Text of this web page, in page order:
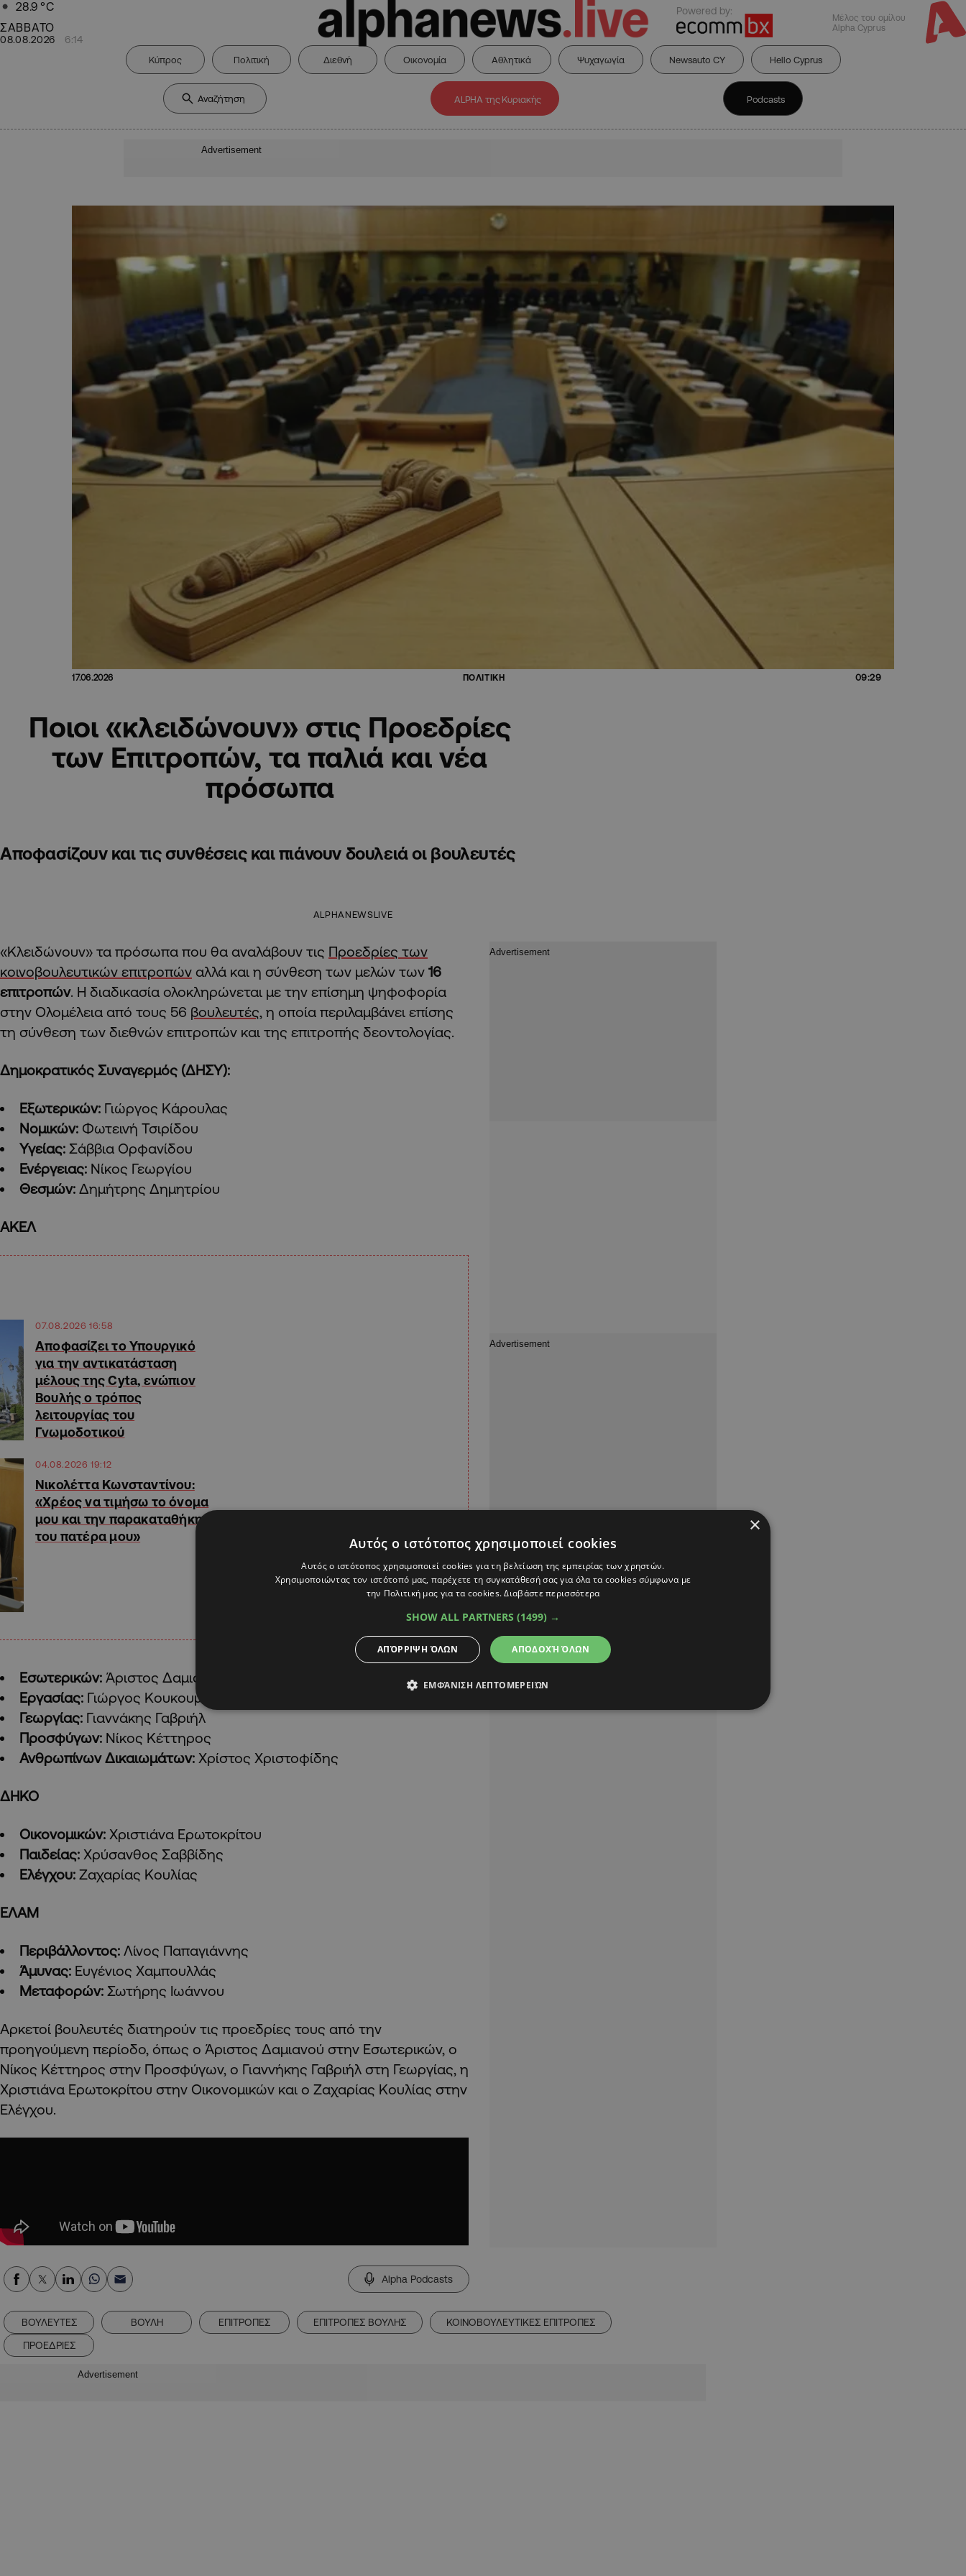
28.9 °C
ΣΑΒΒΑΤΟ
08.08.2026 6:14
Powered by:
Μέλος του ομίλου
Alpha Cyprus
Κύπρος Πολιτική Διεθνή Οικονομία Αθλητικά Ψυχαγωγία Newsauto CY Hello Cyprus
ALPHA της Κυριακής Podcasts
Advertisement
17.06.2026 ΠΟΛΙΤΙΚΗ 09:29
Ποιοι «κλειδώνουν» στις Προεδρίες
των Επιτροπών, τα παλιά και νέα
πρόσωπα
Αποφασίζουν και τις συνθέσεις και πιάνουν δουλειά οι βουλευτές
ALPHANEWSLIVE
«Κλειδώνουν» τα πρόσωπα που θα αναλάβουν τις Προεδρίες των
κοινοβουλευτικών επιτροπών αλλά και η σύνθεση των μελών των 16
επιτροπών. Η διαδικασία ολοκληρώνεται με την επίσημη ψηφοφορία
στην Ολομέλεια από τους 56 βουλευτές, η οποία περιλαμβάνει επίσης
τη σύνθεση των διεθνών επιτροπών και της επιτροπής δεοντολογίας.
Δημοκρατικός Συναγερμός (ΔΗΣΥ):
Εξωτερικών: Γιώργος Κάρουλας
Νομικών: Φωτεινή Τσιρίδου
Υγείας: Σάββια Ορφανίδου
Ενέργειας: Νίκος Γεωργίου
Θεσμών: Δημήτρης Δημητρίου
ΑΚΕΛ
07.08.2026 16:58
Αποφασίζει το Υπουργικό
για την αντικατάσταση
μέλους της Cyta, ενώπιον
Βουλής ο τρόπος
λειτουργίας του
Γνωμοδοτικού
04.08.2026 19:12
Νικολέττα Κωνσταντίνου:
«Χρέος να τιμήσω το όνομα
μου και την παρακαταθήκη
του πατέρα μου»
Εσωτερικών: Άριστος Δαμιανού
Εργασίας: Γιώργος Κουκουμάς
Γεωργίας: Γιαννάκης Γαβριήλ
Προσφύγων: Νίκος Κέττηρος
Ανθρωπίνων Δικαιωμάτων: Χρίστος Χριστοφίδης
ΔΗΚΟ
Οικονομικών: Χριστιάνα Ερωτοκρίτου
Παιδείας: Χρύσανθος Σαββίδης
Ελέγχου: Ζαχαρίας Κουλίας
ΕΛΑΜ
Περιβάλλοντος: Λίνος Παπαγιάννης
Άμυνας: Ευγένιος Χαμπουλλάς
Μεταφορών: Σωτήρης Ιωάννου
Αρκετοί βουλευτές διατηρούν τις προεδρίες τους από την
προηγούμενη περίοδο, όπως ο Άριστος Δαμιανού στην Εσωτερικών, ο
Νίκος Κέττηρος στην Προσφύγων, ο Γιαννήκης Γαβριήλ στη Γεωργίας, η
Χριστιάνα Ερωτοκρίτου στην Οικονομικών και ο Ζαχαρίας Κουλίας στην
Ελέγχου.
Alpha Podcasts
ΒΟΥΛΕΥΤΕΣ ΒΟΥΛΗ ΕΠΙΤΡΟΠΕΣ ΕΠΙΤΡΟΠΕΣ ΒΟΥΛΗΣ
ΚΟΙΝΟΒΟΥΛΕΥΤΙΚΕΣ ΕΠΙΤΡΟΠΕΣ
ΠΡΟΕΔΡΙΕΣ
Advertisement
×
Αυτός ο ιστότοπος χρησιμοποιεί cookies
Αυτός ο ιστότοπος χρησιμοποιεί cookies για τη βελτίωση της εμπειρίας των χρηστών.
Χρησιμοποιώντας τον ιστότοπό μας, παρέχετε τη συγκατάθεσή σας για όλα τα cookies σύμφωνα με
την Πολιτική μας για τα cookies.Διαβάστε περισσότερα
SHOW ALL PARTNERS (1499) →
ΑΠΟΔΟΧΉ ΌΛΩΝ
ΑΠΌΡΡΙΨΗ ΌΛΩΝ
ΕΜΦΆΝΙΣΗ ΛΕΠΤΟΜΕΡΕΙΏΝ